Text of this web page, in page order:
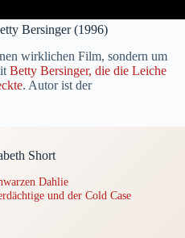
Bersinger (1996)
wirklichen Film, sondern um
Betty Bersinger, die die Leiche
. Autor ist der
Short
Dahlie
und der Cold Case